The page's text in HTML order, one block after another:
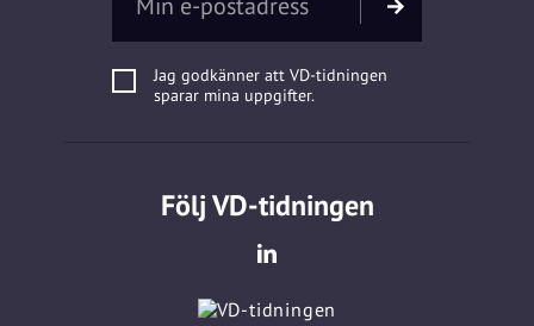
Jag godkänner att VD-tidningen
sparar mina uppgifter.
Följ VD-tidningen